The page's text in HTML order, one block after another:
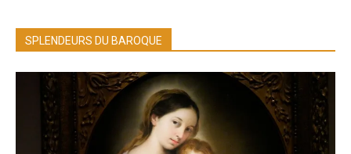
SPLENDEURS DU BAROQUE